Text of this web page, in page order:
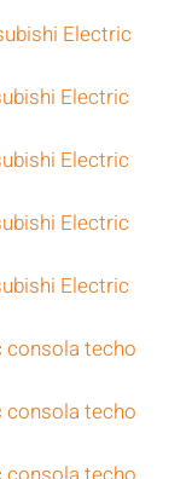
Electric
Electric
Electric
Electric
Electric
consola techo
consola techo